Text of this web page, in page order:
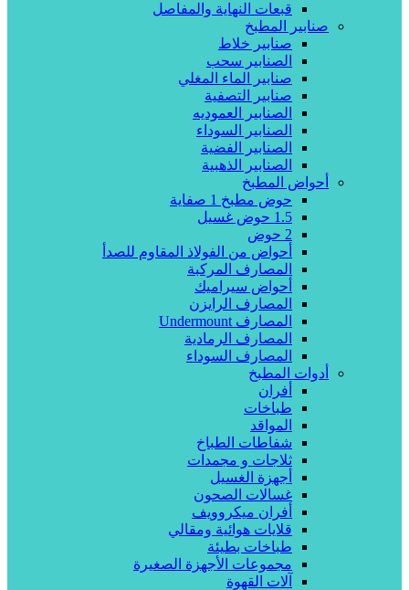
قبعات النهاية والمفاصل
صنابير المطبخ
صنابير خلاط
الصنابير سحب
صنابير الماء المغلي
صنابير التصفية
الصنابير العموديه
الصنابير السوداء
الصنابير الفضية
الصنابير الذهبية
أحواض المطبخ
حوض مطبخ 1 صفاية
1.5 حوض غسيل
2 حوض
أحواض من الفولاذ المقاوم للصدأ
المصارف المركبة
أحواض سيراميك
المصارف الرايزن
المصارف Undermount
المصارف الرمادية
المصارف السوداء
أدوات المطبخ
أفران
طباخات
المواقد
شفاطات الطباخ
ثلاجات و مجمدات
أجهزة الغسيل
غسالات الصحون
أفران ميكروويف
قلايات هوائية ومقالي
طباخات بطيئة
مجموعات الأجهزة الصغيرة
آلات القهوة